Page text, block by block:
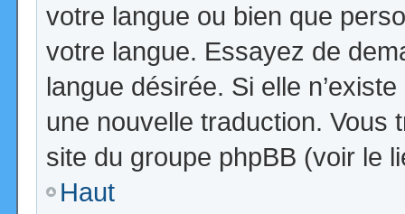
votre langue ou bien que
votre langue. Essayez de
langue désirée. Si elle
une nouvelle traduction. Vous
site du groupe phpBB (voir le
Haut